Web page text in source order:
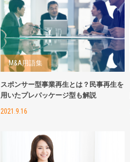
M&A用語集
スポンサー型事業再生とは？民事再生を
用いたプレパッケージ型も解説
2021.9.16